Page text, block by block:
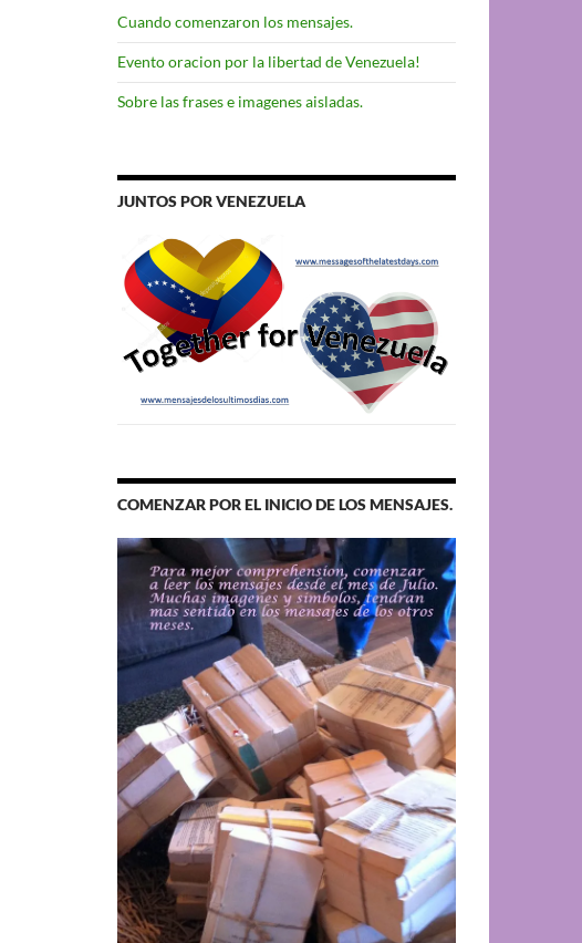
Cuando comenzaron los mensajes.
Evento oracion por la libertad de Venezuela!
Sobre las frases e imagenes aisladas.
JUNTOS POR VENEZUELA
COMENZAR POR EL INICIO DE LOS MENSAJES.